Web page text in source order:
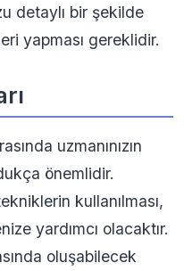
detaylı bir şekilde
yapması gereklidir.
uzmanınızın
önemlidir.
kullanılması,
yardımcı olacaktır.
oluşabilecek